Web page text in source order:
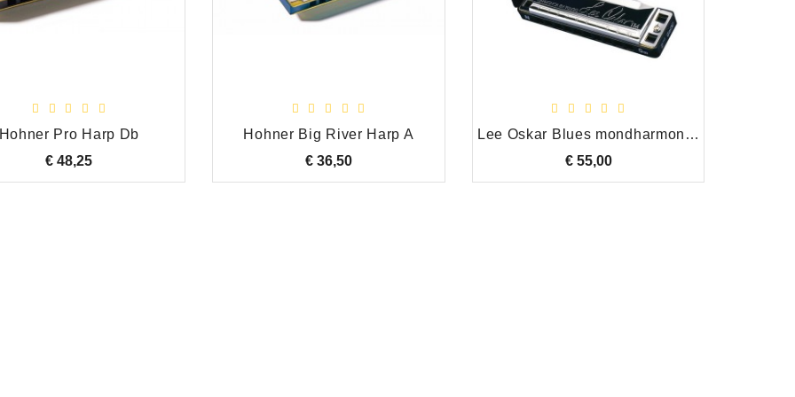
Pro Harp Db
€ 48,25Prijs
Hohner Big River Harp A
€ 36,50Prijs
Lee Oskar Blues mondharmonica E natural minor
€ 55,00Prijs